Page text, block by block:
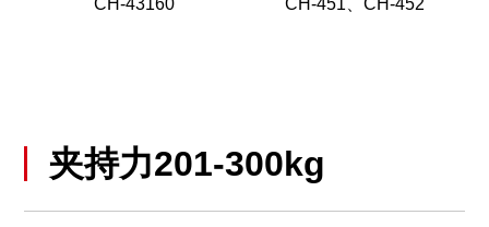
CH-43160 CH-451、CH-452
夹持力201-300kg